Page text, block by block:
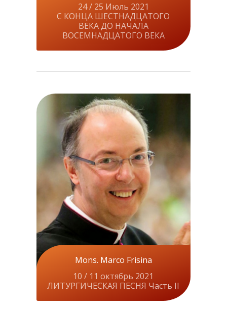
24 / 25 Июль 2021
С КОНЦА ШЕСТНАДЦАТОГО
ВЕКА ДО НАЧАЛА
ВОСЕМНАДЦАТОГО ВЕКА
Mons. Marco Frisina
10 / 11 октябрь 2021
ЛИТУРГИЧЕСКАЯ ПЕСНЯ Часть II